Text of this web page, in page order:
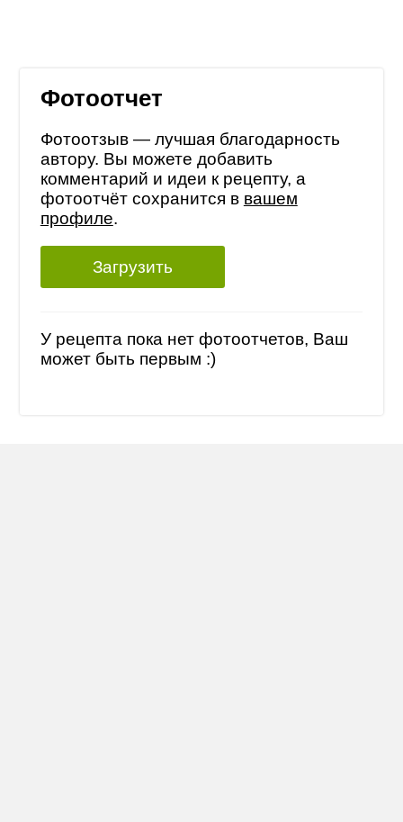
Фотоотчет
Фотоотзыв — лучшая благодарность
автору. Вы можете добавить
комментарий и идеи к рецепту, а
фотоотчёт сохранится в вашем
профиле.
Загрузить
У рецепта пока нет фотоотчетов, Ваш
может быть первым :)